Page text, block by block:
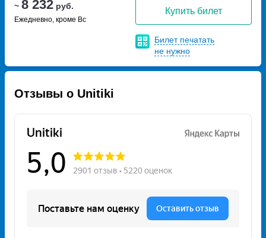
~ 8 232 руб.
Ежедневно, кроме Вс
Купить билет
Билет печатать
не нужно
Отзывы о Unitiki